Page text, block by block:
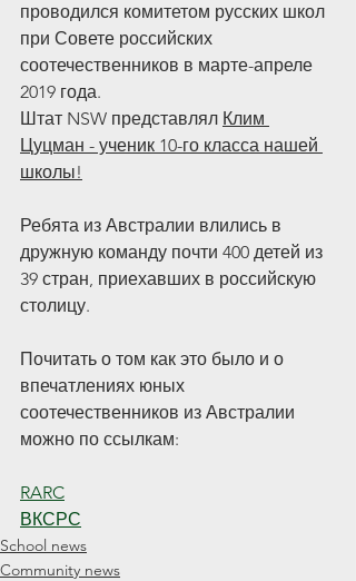
проводился комитетом русских школ
при Совете российских
соотечественников в марте-апреле
2019 года.
Штат NSW представлял Клим
Цуцман - ученик 10-го класса нашей
школы!
Ребята из Австралии влились в
дружную команду почти 400 детей из
39 стран, приехавших в российскую
столицу.
Почитать о том как это было и о
впечатлениях юных
соотечественников из Австралии
можно по ссылкам:
RARC
ВКСРС
School news
Community news